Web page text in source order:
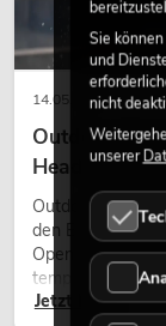
14.05.2026
Outdoor
Heads bei
Outdoor
den Einsatz im
Open-Air-
temporären
Jetzt lesen
Sie
und
nicht
unserer